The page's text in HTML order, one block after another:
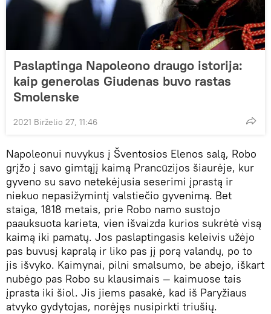
Paslaptinga Napoleono draugo istorija:
kaip generolas Giudenas buvo rastas
Smolenske
2021 Birželio 27, 11:46
Napoleonui nuvykus į Šventosios Elenos salą, Robo
grįžo į savo gimtąjį kaimą Prancūzijos šiaurėje, kur
gyveno su savo netekėjusia seserimi įprastą ir
niekuo nepasižymintį valstiečio gyvenimą. Bet
staiga, 1818 metais, prie Robo namo sustojo
paauksuota karieta, vien išvaizda kurios sukrėtė visą
kaimą iki pamatų. Jos paslaptingasis keleivis užėjo
pas buvusį kapralą ir liko pas jį porą valandų, po to
jis išvyko. Kaimynai, pilni smalsumo, be abejo, iškart
nubėgo pas Robo su klausimais — kaimuose tais
įprasta iki šiol. Jis jiems pasakė, kad iš Paryžiaus
atvyko gydytojas, norėjęs nusipirkti triušių.